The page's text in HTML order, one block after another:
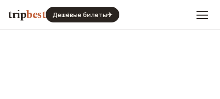
tripbest Дешёвые билеты✈